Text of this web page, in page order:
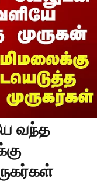
வந்த